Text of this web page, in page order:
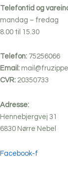
Telefontid og
mandag – fredag
8.00 til 15.30
Telefon: 75256066
Email:
CVR: 20350733
Adresse:
Hennebjergvej 31
6830 Nørre Nebel
Facebook-f